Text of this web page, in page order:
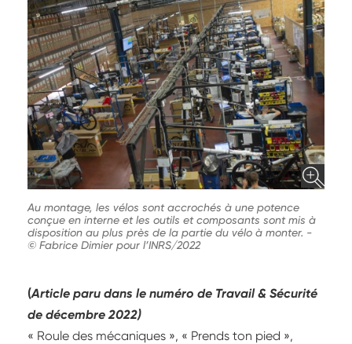
Au montage, les vélos sont accrochés à une potence
conçue en interne et les outils et composants sont mis à
disposition au plus près de la partie du vélo à monter. -
© Fabrice Dimier pour l’INRS/2022
(Article paru dans le numéro de Travail & Sécurité
de décembre 2022)
« Roule des mécaniques », « Prends ton pied »,